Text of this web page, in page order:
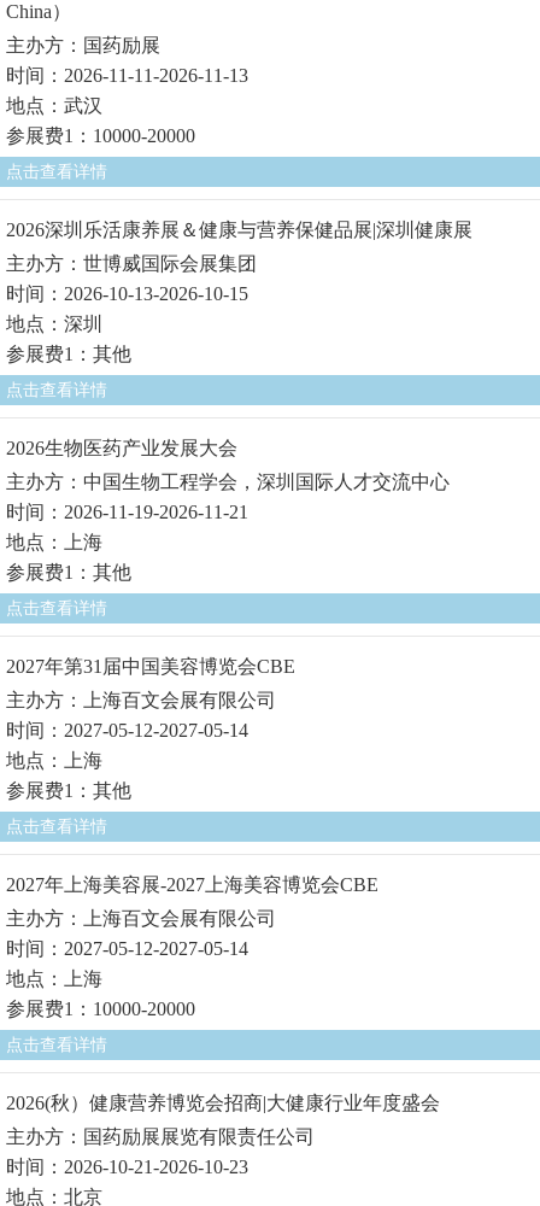
China）
主办方：国药励展
时间：2026-11-11-2026-11-13
地点：武汉
参展费1：10000-20000
点击查看详情
2026深圳乐活康养展＆健康与营养保健品展|深圳健康展
主办方：世博威国际会展集团
时间：2026-10-13-2026-10-15
地点：深圳
参展费1：其他
点击查看详情
2026生物医药产业发展大会
主办方：中国生物工程学会，深圳国际人才交流中心
时间：2026-11-19-2026-11-21
地点：上海
参展费1：其他
点击查看详情
2027年第31届中国美容博览会CBE
主办方：上海百文会展有限公司
时间：2027-05-12-2027-05-14
地点：上海
参展费1：其他
点击查看详情
2027年上海美容展-2027上海美容博览会CBE
主办方：上海百文会展有限公司
时间：2027-05-12-2027-05-14
地点：上海
参展费1：10000-20000
点击查看详情
2026(秋）健康营养博览会招商|大健康行业年度盛会
主办方：国药励展展览有限责任公司
时间：2026-10-21-2026-10-23
地点：北京